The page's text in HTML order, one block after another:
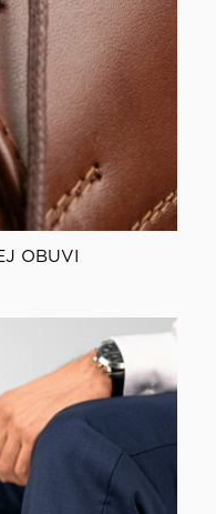
OBUVI